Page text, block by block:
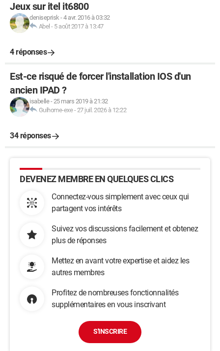
Jeux sur itel it6800
deniseprisk-4 avr. 2016 à 03:32
Abel - 5 août 2017 à 13:47
4 réponses
Est-ce risqué de forcer l'installation IOS d'un
ancien IPAD ?
isabelle-25 mars 2019 à 21:32
Guihome-exe-27 juil. 2026 à 12:22
34 réponses
DEVENEZ MEMBRE EN QUELQUES CLICS
Connectez-vous simplement avec ceux qui
partagent vos intérêts
Suivez vos discussions facilement et obtenez
plus de réponses
Mettez en avant votre expertise et aidez les
autres membres
Profitez de nombreuses fonctionnalités
supplémentaires en vous inscrivant
S'INSCRIRE